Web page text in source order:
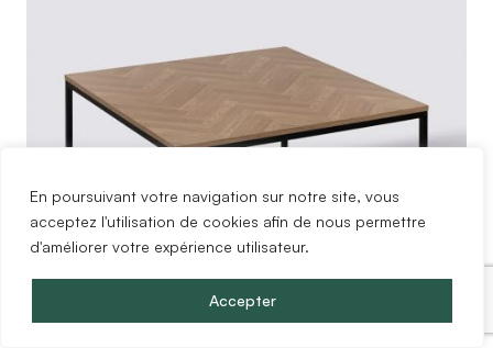
En poursuivant votre navigation sur notre site, vous
acceptez l'utilisation de cookies afin de nous permettre
d'améliorer votre expérience utilisateur.
Accepter